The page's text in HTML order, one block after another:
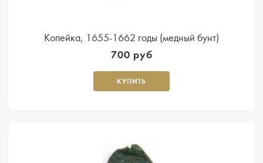
Копейка, 1655-1662 годы (медный бунт)
700 руб
КУПИТЬ